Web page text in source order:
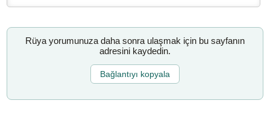
Rüya yorumunuza daha sonra ulaşmak için bu sayfanın
adresini kaydedin.
Bağlantıyı kopyala